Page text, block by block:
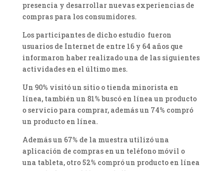
presencia y desarrollar nuevas experiencias de
compras para los consumidores.
Los participantes de dicho estudio fueron
usuarios de Internet de entre 16 y 64 años que
informaron haber realizado una de las siguientes
actividades en el último mes.
Un 90% visitó un sitio o tienda minorista en
línea, también un 81% buscó en línea un producto
o servicio para comprar, además un 74% compró
un producto en línea.
Además un 67% de la muestra utilizó una
aplicación de compras en un teléfono móvil o
una tableta, otro 52% compró un producto en línea